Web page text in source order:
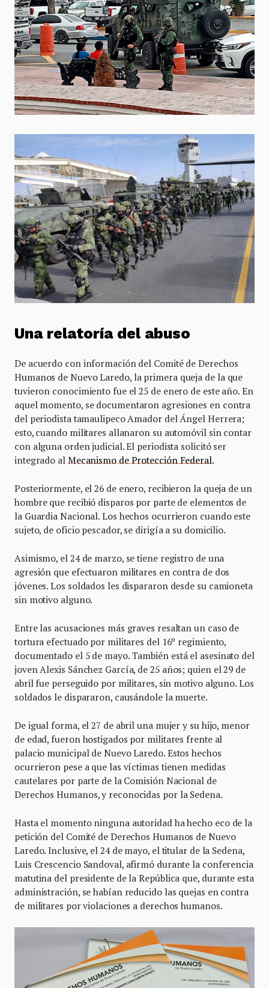
Una relatoría del abuso
De acuerdo con información del Comité de Derechos
Humanos de Nuevo Laredo, la primera queja de la que
tuvieron conocimiento fue el 25 de enero de este año. En
aquel momento, se documentaron agresiones en contra
del periodista tamaulipeco Amador del Ángel Herrera;
esto, cuando militares allanaron su automóvil sin contar
con alguna orden judicial. El periodista solicitó ser
integrado al Mecanismo de Protección Federal.
Posteriormente, el 26 de enero, recibieron la queja de un
hombre que recibió disparos por parte de elementos de
la Guardia Nacional. Los hechos ocurrieron cuando este
sujeto, de oficio pescador, se dirigía a su domicilio.
Asimismo, el 24 de marzo, se tiene registro de una
agresión que efectuaron militares en contra de dos
jóvenes. Los soldados les dispararon desde su camioneta
sin motivo alguno.
Entre las acusaciones más graves resaltan un caso de
tortura efectuado por militares del 16º regimiento,
documentado el 5 de mayo. También está el asesinato del
joven Alexis Sánchez García, de 25 años; quien el 29 de
abril fue perseguido por militares, sin motivo alguno. Los
soldados le dispararon, causándole la muerte.
De igual forma, el 27 de abril una mujer y su hijo, menor
de edad, fueron hostigados por militares frente al
palacio municipal de Nuevo Laredo. Estos hechos
ocurrieron pese a que las víctimas tienen medidas
cautelares por parte de la Comisión Nacional de
Derechos Humanos, y reconocidas por la Sedena.
Hasta el momento ninguna autoridad ha hecho eco de la
petición del Comité de Derechos Humanos de Nuevo
Laredo. Inclusive, el 24 de mayo, el titular de la Sedena,
Luis Crescencio Sandoval, afirmó durante la conferencia
matutina del presidente de la República que, durante esta
administración, se habían reducido las quejas en contra
de militares por violaciones a derechos humanos.